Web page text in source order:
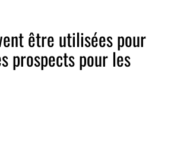
être utilisées pour
prospects pour les